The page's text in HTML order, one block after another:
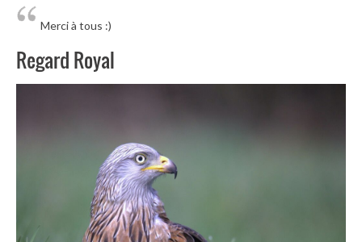
Merci à tous :)
Regard Royal